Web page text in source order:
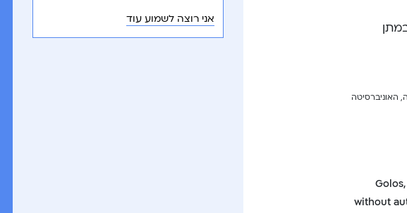
האוניברסיטה
without
אני רוצה לשמוע עוד